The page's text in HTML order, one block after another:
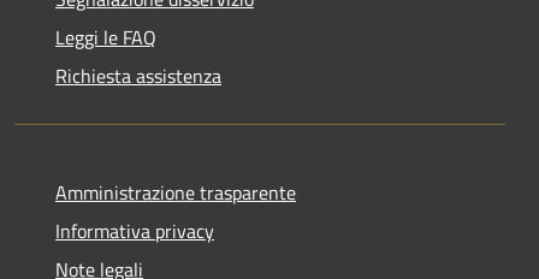
Leggi le FAQ
Richiesta assistenza
Amministrazione trasparente
Informativa privacy
Note legali